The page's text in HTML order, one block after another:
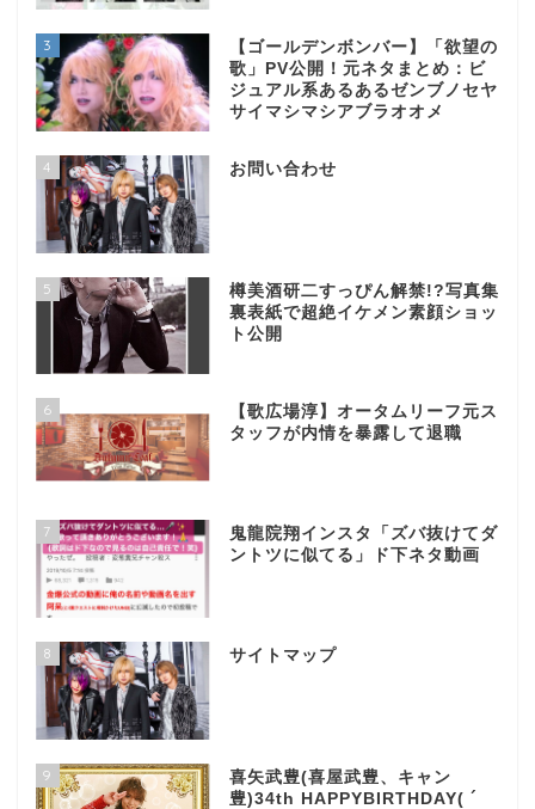
3
【ゴールデンボンバー】「欲望の
歌」PV公開！元ネタまとめ：ビ
ジュアル系あるあるゼンブノセヤ
サイマシマシアブラオオメ
4 お問い合わせ
5
樽美酒研二すっぴん解禁!?写真集
裏表紙で超絶イケメン素顔ショッ
ト公開
6
【歌広場淳】オータムリーフ元ス
タッフが内情を暴露して退職
7
鬼龍院翔インスタ「ズバ抜けてダ
ントツに似てる」ド下ネタ動画
8 サイトマップ
9
喜矢武豊(喜屋武豊、キャン
豊)34th HAPPYBIRTHDAY( ´